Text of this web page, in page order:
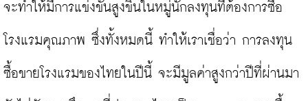
จะทำให้มีการแข่งขันสูงขึ้นในหมู่นักลงทุนที่ต้องการซื้อ
โรงแรมคุณภาพ ซึ่งทั้งหมดนี้ ทำให้เราเชื่อว่า การลงทุน
ซื้อขายโรงแรมของไทยในปีนี้ จะมีมูลค่าสูงกว่าปีที่ผ่านมา